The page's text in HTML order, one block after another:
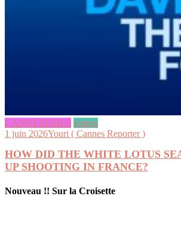
CANNESERIES videos
1 juin 2026Youri ( Cannes Reporter )
HOW DID THE WHITE LOTUS
UP SHOOTING IN FRANCE?
Nouveau !! Sur la Croisette